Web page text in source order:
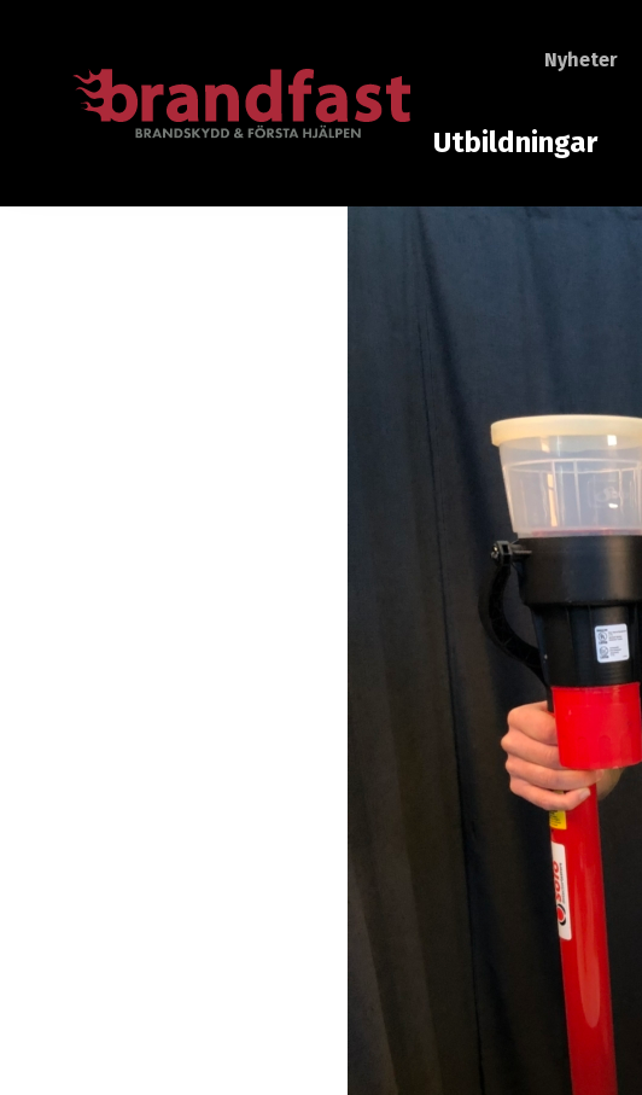
Nyheter
Utbildningar